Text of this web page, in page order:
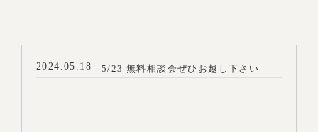
2024.05.18 5/23 無料相談会ぜひお越し下さい